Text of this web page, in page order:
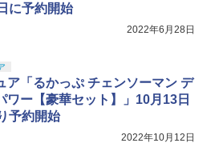
に予約開始
2022年6月28日
ア「るかっぷ チェンソーマン デ
ワー【豪華セット】」10月13日
予約開始
2022年10月12日